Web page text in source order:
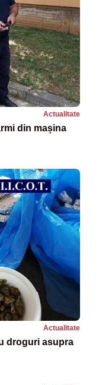
Actualitate
din mașina
Actualitate
droguri asupra